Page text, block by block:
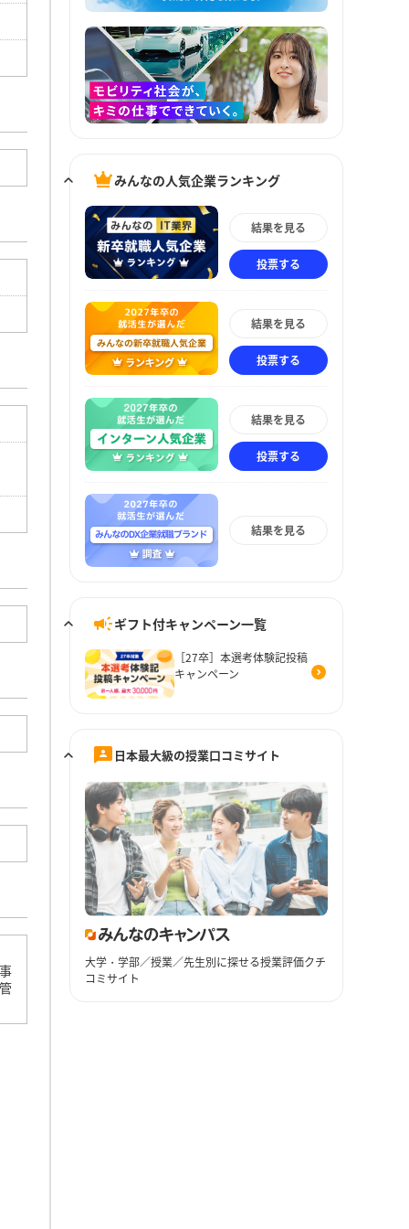
みんなの人気企業ランキング
結果を見る
投票する
結果を見る
投票する
結果を見る
投票する
結果を見る
ギフト付キャンペーン一覧
［27卒］本選考体験記投稿
キャンペーン
日本最大級の授業口コミサイト
大学・学部／授業／先生別に探せる授業評価クチ
コミサイト